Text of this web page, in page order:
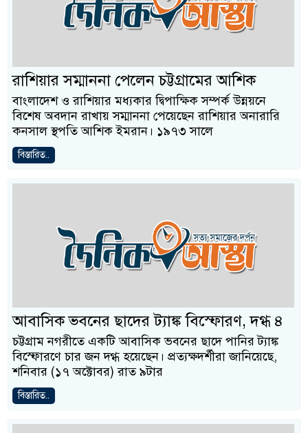
রাশিয়ার সম্মাননা পেলেন চট্টগ্রামের আশিক
বাংলাদেশ ও রাশিয়ার মধ্যকার দ্বিপাক্ষিক সম্পর্ক উন্নয়নে
বিশেষ অবদান রাখায় সম্মাননা পেয়েছেন রাশিয়ার অনারারি
কনসাল স্থপতি আশিক ইমরান। ১৯৭৩ সালে
বিস্তারিত..
আবাসিক ভবনের ছাদের ট্যাঙ্ক বিস্ফোরণ, দগ্ধ ৪
চট্টগ্রাম নগরীতে একটি আবাসিক ভবনের ছাদে পানির ট্যাঙ্ক
বিস্ফোরণে চার জন দগ্ধ হয়েছেন। প্রত্যক্ষদর্শীরা জানিয়েছে,
শনিবার (১৭ অক্টোবর) রাত ৯টার
বিস্তারিত..